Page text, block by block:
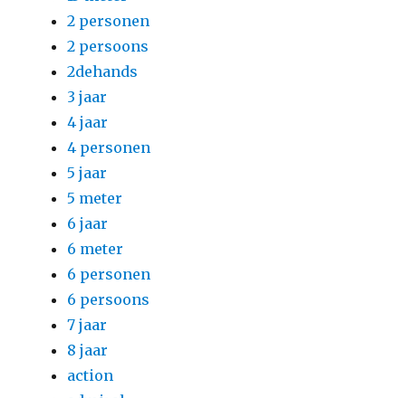
2 personen
2 persoons
2dehands
3 jaar
4 jaar
4 personen
5 jaar
5 meter
6 jaar
6 meter
6 personen
6 persoons
7 jaar
8 jaar
action